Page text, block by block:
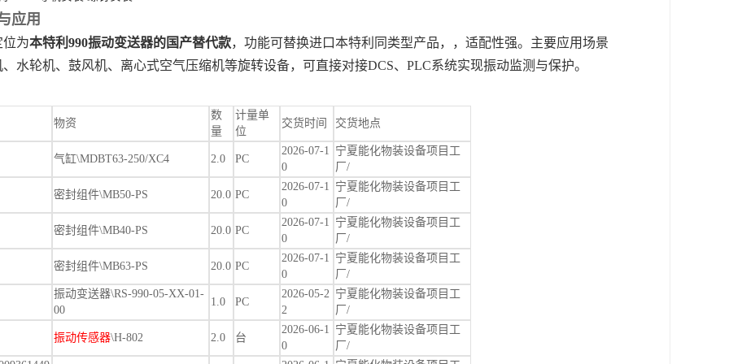
应用
位为‌本特利990振动变送器的国产替代款‌，功能可替换进口本特利同类型产品，，适配性强。主要应用场景
水轮机、鼓风机、离心式空气压缩机等旋转设备，可直接对接DCS、PLC系统实现振动监测与保护。
物资
数
量
计量单
位
交货时间 交货地点
气缸\MDBT63-250/XC4 2.0 PC
2026-07-1
0
宁夏能化物装设备项目工
厂/
密封组件\MB50-PS 20.0 PC
2026-07-1
0
宁夏能化物装设备项目工
厂/
密封组件\MB40-PS 20.0 PC
2026-07-1
0
宁夏能化物装设备项目工
厂/
密封组件\MB63-PS 20.0 PC
2026-07-1
0
宁夏能化物装设备项目工
厂/
振动变送器\RS-990-05-XX-01-
00
1.0 PC
2026-05-2
2
宁夏能化物装设备项目工
厂/
振动传感器\H-802 2.0 台
2026-06-1
0
宁夏能化物装设备项目工
厂/